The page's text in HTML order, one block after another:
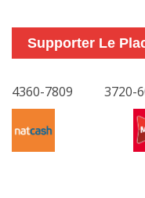
Supporter Le
4360-7809 3720-